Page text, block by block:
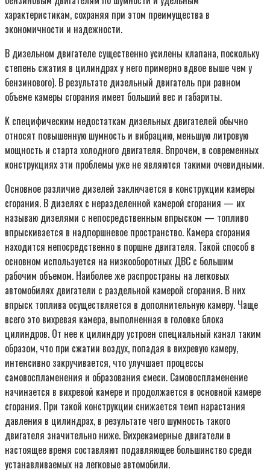
характеристикам, сохраняя при этом преимущества в
экономичности и надежности.
В дизельном двигателе существенно усилены клапана, поскольку
степень сжатия в цилиндрах у него примерно вдвое выше чем у
бензинового). В результате дизельный двигатель при равном
объеме камеры сгорания имеет больший вес и габариты.
К специфическим недостаткам дизельных двигателей обычно
относят повышенную шумность и вибрацию, меньшую литровую
мощность и старта холодного двигателя. Впрочем, в современных
конструкциях эти проблемы уже не являются такими очевидными.
Основное различие дизелей заключается в конструкции камеры
сгорания. В дизелях с неразделенной камерой сгорания — их
называю дизелями с непосредственным впрыском — топливо
впрыскивается в надпоршневое пространство. Камера сгорания
находится непосредственно в поршне двигателя. Такой способ в
основном используется на низкооборотных ДВС с большим
рабочим объемом. Наиболее же распространы на легковых
автомобилях двигатели с раздельной камерой сгорания. В них
впрыск топлива осуществляется в дополнительную камеру. Чаще
всего это вихревая камера, выполненная в головке блока
цилиндров. От нее к цилиндру устроен специальный канал таким
образом, что при сжатии воздух, попадая в вихревую камеру,
интенсивно закручивается, что улучшает процессы
самовоспламенения и образования смеси. Самовоспламенение
начинается в вихревой камере и продолжается в основной камере
сгорания. При такой конструкции снижается темп нарастания
давления в цилиндрах, в результате чего шумность такого
двигателя значительно ниже. Вихрекамерные двигатели в
настоящее время составляют подавляющее большинство среди
устанавливаемых на легковые автомобили.